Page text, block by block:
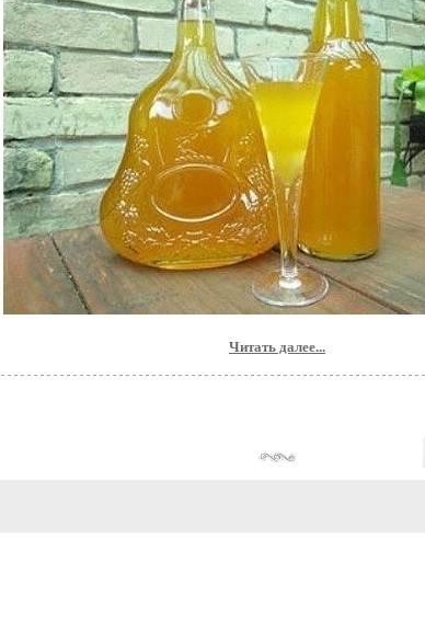
Читать далее...